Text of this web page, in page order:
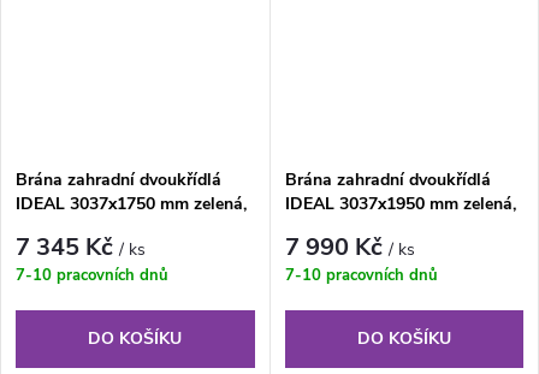
Brána zahradní dvoukřídlá
IDEAL 3037x1750 mm zelená,
7 345 Kč/ ks
7-10 pracovních dnů
DO KOŠÍKU
Brána zahradní dvoukřídlá
IDEAL 3037x1950 mm zelená,
7 990 Kč/ ks
7-10 pracovních dnů
DO KOŠÍKU